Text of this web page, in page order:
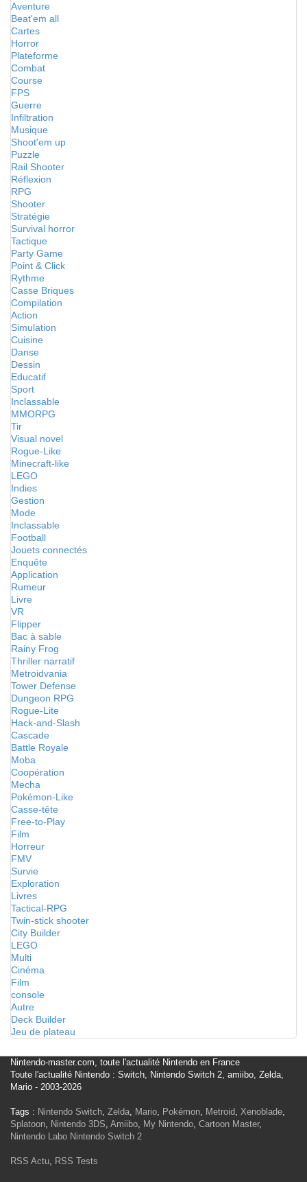
Aventure
Beat'em all
Cartes
Horror
Plateforme
Combat
Course
FPS
Guerre
Infiltration
Musique
Shoot'em up
Puzzle
Rail Shooter
Réflexion
RPG
Shooter
Stratégie
Survival horror
Tactique
Party Game
Point & Click
Rythme
Casse Briques
Compilation
Action
Simulation
Cuisine
Danse
Dessin
Educatif
Sport
Inclassable
MMORPG
Tir
Visual novel
Rogue-Like
Minecraft-like
LEGO
Indies
Gestion
Mode
Inclassable
Football
Jouets connectés
Enquête
Application
Rumeur
Livre
VR
Flipper
Bac à sable
Rainy Frog
Thriller narratif
Metroidvania
Tower Defense
Dungeon RPG
Rogue-Lite
Hack-and-Slash
Cascade
Battle Royale
Moba
Coopération
Mecha
Pokémon-Like
Casse-tête
Free-to-Play
Film
Horreur
FMV
Survie
Exploration
Livres
Tactical-RPG
Twin-stick shooter
City Builder
LEGO
Multi
Cinéma
Film
console
Autre
Deck Builder
Jeu de plateau
Nintendo-master.com, toute l'actualité Nintendo en France
Toute l'actualité Nintendo : Switch, Nintendo Switch 2, amiibo, Zelda,
Mario - 2003-2026
Tags : Nintendo Switch, Zelda, Mario, Pokémon, Metroid, Xenoblade,
Splatoon, Nintendo 3DS, Amiibo, My Nintendo, Cartoon Master,
Nintendo Labo Nintendo Switch 2
RSS Actu, RSS Tests